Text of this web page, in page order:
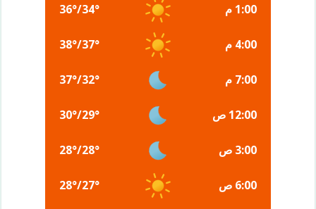
1:00 م 34°
/
36°
4:00 م 37°
/
38°
7:00 م 32°
/
37°
12:00 ص 29°
/
30°
3:00 ص 28°
/
28°
6:00 ص 27°
/
28°